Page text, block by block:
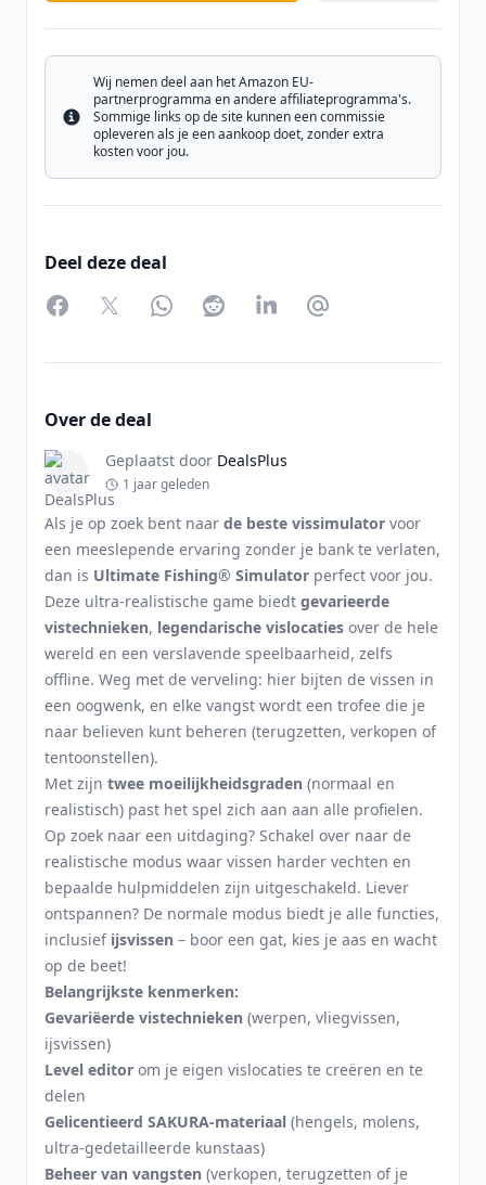
Info
Wij nemen deel aan het Amazon EU-
partnerprogramma en andere affiliateprogramma's.
Sommige links op de site kunnen een commissie
opleveren als je een aankoop doet, zonder extra
kosten voor jou.
Deel deze deal
FacebookTwitterWhatsAppRedditLinkedInPartager par Email
Over de deal
Geplaatst door DealsPlus
1 jaar geleden
Als je op zoek bent naar de beste vissimulator voor
een meeslepende ervaring zonder je bank te verlaten,
dan is Ultimate Fishing® Simulator perfect voor jou.
Deze ultra-realistische game biedt gevarieerde
vistechnieken, legendarische vislocaties over de hele
wereld en een verslavende speelbaarheid, zelfs
offline. Weg met de verveling: hier bijten de vissen in
een oogwenk, en elke vangst wordt een trofee die je
naar believen kunt beheren (terugzetten, verkopen of
tentoonstellen).
Met zijn twee moeilijkheidsgraden (normaal en
realistisch) past het spel zich aan aan alle profielen.
Op zoek naar een uitdaging? Schakel over naar de
realistische modus waar vissen harder vechten en
bepaalde hulpmiddelen zijn uitgeschakeld. Liever
ontspannen? De normale modus biedt je alle functies,
inclusief ijsvissen – boor een gat, kies je aas en wacht
op de beet!
Belangrijkste kenmerken:
Gevariëerde vistechnieken (werpen, vliegvissen,
ijsvissen)
Level editor om je eigen vislocaties te creëren en te
delen
Gelicentieerd SAKURA-materiaal (hengels, molens,
ultra-gedetailleerde kunstaas)
Beheer van vangsten (verkopen, terugzetten of je